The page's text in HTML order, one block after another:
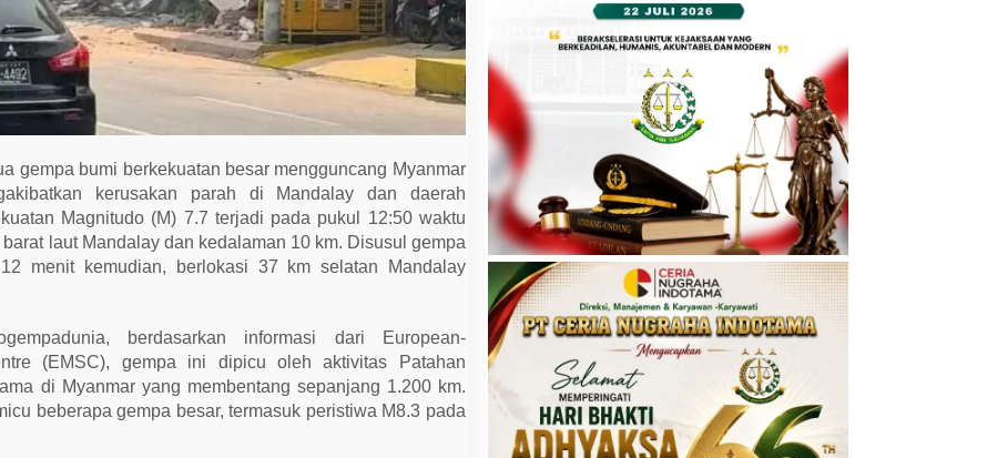
gempa bumi berkekuatan besar mengguncang Myanmar
kerusakan parah di Mandalay dan daerah
Magnitudo (M) 7.7 terjadi pada pukul 12:50 waktu
laut Mandalay dan kedalaman 10 km. Disusul gempa
menit kemudian, berlokasi 37 km selatan Mandalay
berdasarkan informasi dari European-
(EMSC), gempa ini dipicu oleh aktivitas Patahan
di Myanmar yang membentang sepanjang 1.200 km.
beberapa gempa besar, termasuk peristiwa M8.3 pada